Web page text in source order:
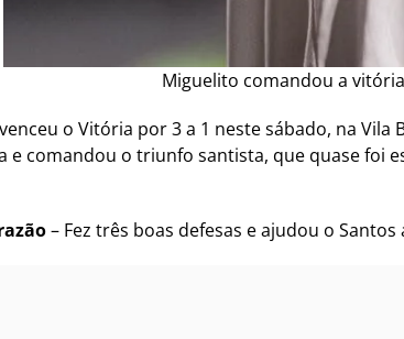
Miguelito comandou a
venceu o Vitória por 3 a 1 neste sábado, na
e comandou o triunfo santista, que quase foi
– Fez três boas defesas e ajudou o